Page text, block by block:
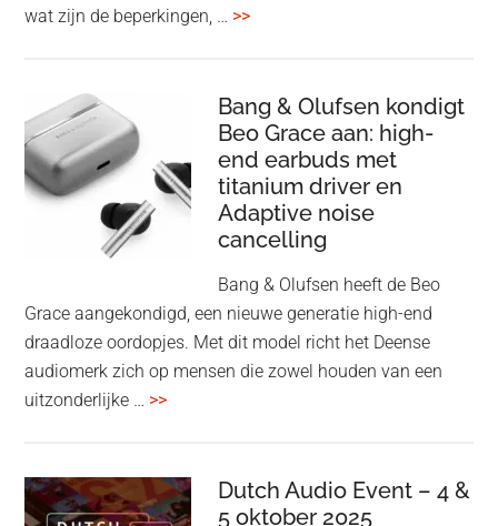
wat zijn de beperkingen, … >>overSpotify
nu
ook
in
‘lossless’
kwaliteit
Bang & Olufsen kondigt
Beo Grace aan: high-
end earbuds met
titanium driver en
Adaptive noise
cancelling
Bang & Olufsen heeft de Beo
Grace aangekondigd, een nieuwe generatie high-end
draadloze oordopjes. Met dit model richt het Deense
audiomerk zich op mensen die zowel houden van een
uitzonderlijke … >>overBang
kondigt
Beo
Dutch Audio Event – 4 &
5 oktober 2025